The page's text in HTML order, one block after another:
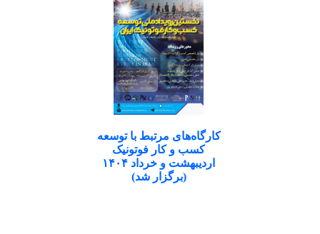
کارگاه‌های مرتبط با توسعه
کسب و کار فوتونیک
اردیبهشت و خرداد ۱۴۰۴
(برگزار شد)